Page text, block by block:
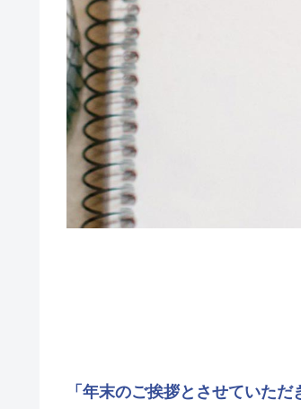
「年末のご挨拶とさせていただ